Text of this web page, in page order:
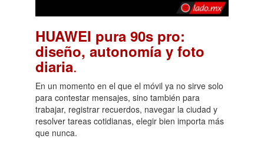
HUAWEI pura 90s pro:
diseño, autonomía y foto
diaria.
En un momento en el que el móvil ya no sirve solo
para contestar mensajes, sino también para
trabajar, registrar recuerdos, navegar la ciudad y
resolver tareas cotidianas, elegir bien importa más
que nunca.